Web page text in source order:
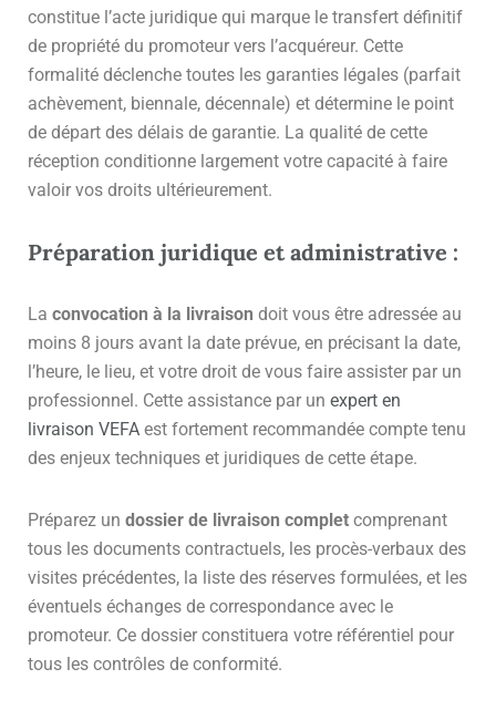
constitue l’acte juridique qui marque le transfert définitif
de propriété du promoteur vers l’acquéreur. Cette
formalité déclenche toutes les garanties légales (parfait
achèvement, biennale, décennale) et détermine le point
de départ des délais de garantie. La qualité de cette
réception conditionne largement votre capacité à faire
valoir vos droits ultérieurement.
Préparation juridique et administrative :
La convocation à la livraison doit vous être adressée au
moins 8 jours avant la date prévue, en précisant la date,
l’heure, le lieu, et votre droit de vous faire assister par un
professionnel. Cette assistance par un expert en
livraison VEFA est fortement recommandée compte tenu
des enjeux techniques et juridiques de cette étape.
Préparez un dossier de livraison complet comprenant
tous les documents contractuels, les procès-verbaux des
visites précédentes, la liste des réserves formulées, et les
éventuels échanges de correspondance avec le
promoteur. Ce dossier constituera votre référentiel pour
tous les contrôles de conformité.